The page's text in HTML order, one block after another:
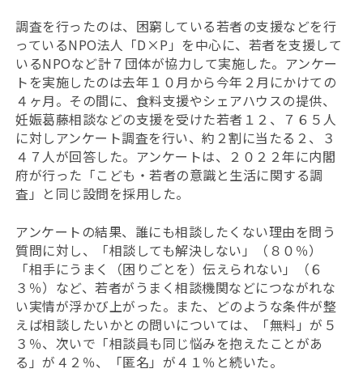
調査を行ったのは、困窮している若者の支援などを行
っているNPO法人「D×P」を中心に、若者を支援して
いるNPOなど計７団体が協力して実施した。アンケー
トを実施したのは去年１０月から今年２月にかけての
４ヶ月。その間に、 食料支援やシェアハウスの提供、
妊娠葛藤相談などの支援を受けた若者１２、７６５人
に対しアンケート調査を行い、約２割に当たる２、３
４７人が回答した。アンケートは、２０２２年に内閣
府が行った「こども・若者の意識と生活に関する調
査」と同じ設問を採用した。
アンケートの結果、誰にも相談したくない理由を問う
質問に対し、「相談しても解決しない」（８０％）
「相手にうまく（困りごとを）伝えられない」（６
３％）など、若者がうまく相談機関などにつながれな
い実情が浮かび上がった。また、どのような条件が整
えば相談したいかとの問いについては、「無料」が５
３％、次いで「相談員も同じ悩みを抱えたことがあ
る」が４２％、「匿名」が４１％と続いた。